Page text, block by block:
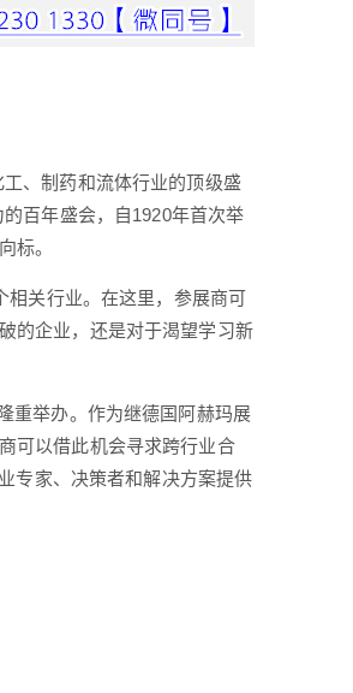
、制药和流体行业的顶级盛
百年盛会，自1920年首次举
标。
相关行业。在这里，参展商可
的企业，还是对于渴望学习新
重举办。作为继德国阿赫玛展
可以借此机会寻求跨行业合
专家、决策者和解决方案提供